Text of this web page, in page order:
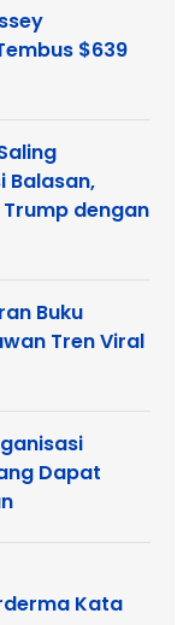
$639
Balasan,
dengan
Buku
Tren Viral
Dapat
Kata